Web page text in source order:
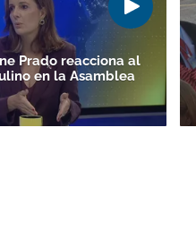
Prado reacciona al
en la Asamblea